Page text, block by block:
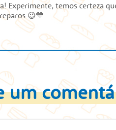
Experimente, temos certeza
😉💛
um